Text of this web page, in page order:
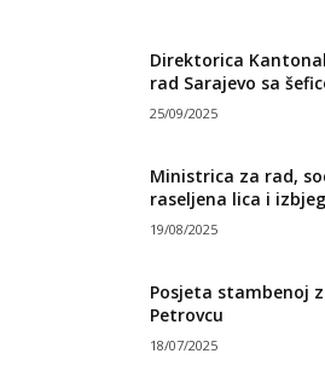
Direktorica
rad Sarajevo sa
25/09/2025
Ministrica za rad,
raseljena lica i
19/08/2025
Posjeta stambenoj
Petrovcu
18/07/2025